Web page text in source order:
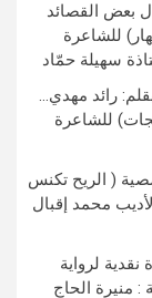
بعض القصائد
للشاعرة
سهيلة حمّاد
رائد مهدي…
للشاعرة
( الريح تكنس
محمد إقبال
لرواية
: منيرة الحاج